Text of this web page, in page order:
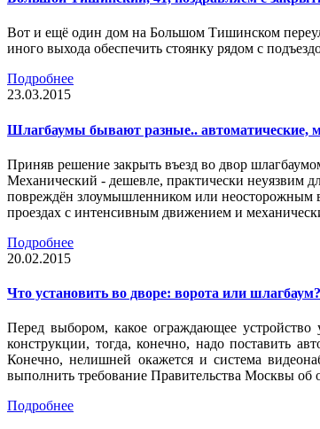
Вот и ещё один дом на Большом Тишинском
иного выхода обеспечить стоянку рядом с
Подробнее
23.03.2015
Шлагбаумы бывают разные.. автоматические,
Приняв решение закрыть въезд во двор
Механический - дешевле, практически неуязвим
повреждён злоумышленником или неосторожным
проездах с интенсивным движением и
Подробнее
20.02.2015
Что установить во дворе: ворота или шлагбаум?
Перед выбором, какое ограждающее
конструкции, тогда, конечно, надо поставить
Конечно, нелишней окажется и система
выполнить требование Правительства Москвы об
Подробнее